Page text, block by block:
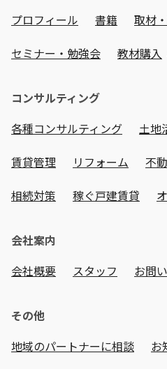
プロフィール
書籍 取材
セミナー・勉強会 教材購入
コンサルティング
各種コンサルティング
土地
賃貸管理 リフォーム 不
相続対策 稼ぐ戸建賃貸
会社案内
会社概要
スタッフ お問
その他
地域のパートナーに相談
お